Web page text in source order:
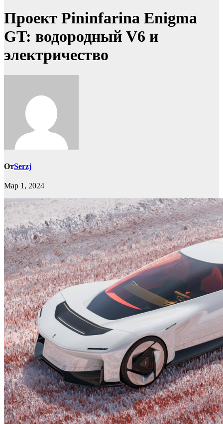
Проект Pininfarina Enigma
GT: водородный V6 и
электричество
ОтSerzj
Мар 1, 2024